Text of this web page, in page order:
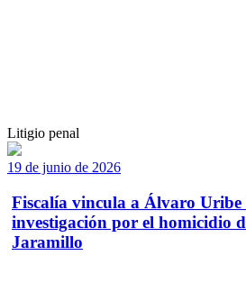
Litigio penal
19 de junio de 2026
Fiscalía vincula a Álvaro Uribe
investigación por el homicidio
Jaramillo